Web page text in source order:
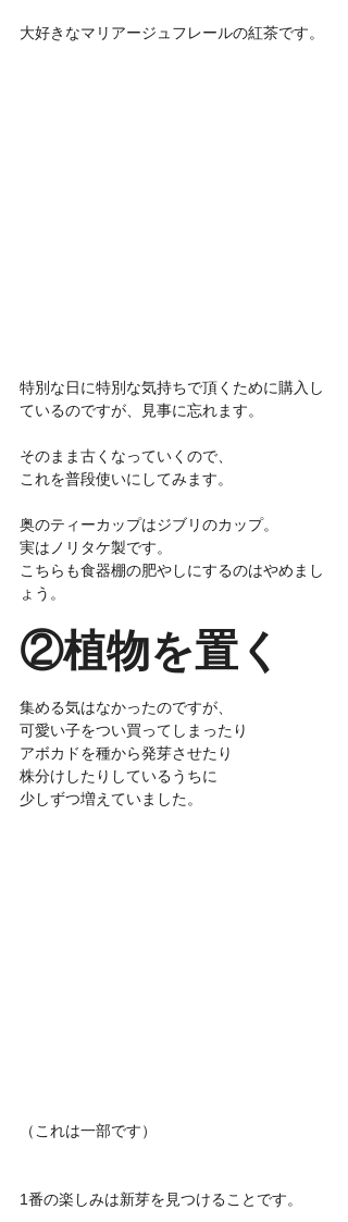
大好きなマリアージュフレールの紅茶です。
特別な日に特別な気持ちで頂くために購入し
ているのですが、見事に忘れます。
そのまま古くなっていくので、
これを普段使いにしてみます。
奥のティーカップはジブリのカップ。
実はノリタケ製です。
こちらも食器棚の肥やしにするのはやめまし
ょう。
②植物を置く
集める気はなかったのですが、
可愛い子をつい買ってしまったり
アボカドを種から発芽させたり
株分けしたりしているうちに
少しずつ増えていました。
（これは一部です）
1番の楽しみは新芽を見つけることです。